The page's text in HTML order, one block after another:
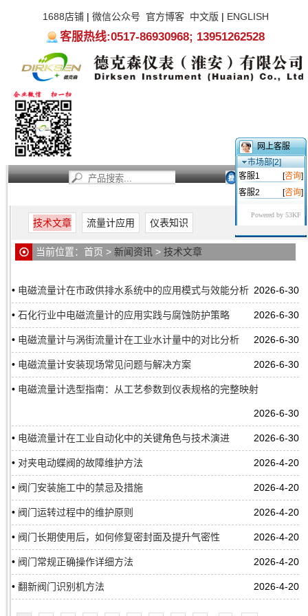
1688店铺| 微信公众号 官方博客 中文版 | ENGLISH
客服热线:0517-86930968; 13951262528
技术文章 流量计应用 仪表知识
当前位置： 首页 > 新闻资讯 > 技术文章
• 电磁流量计在市政供排水系统中的应用模式与效能分析 2026-6-30
• 石化行业中电磁流量计的应用实践与腐蚀防护策略 2026-6-30
• 电磁流量计与涡街流量计在工业水计量中的对比分析 2026-6-30
• 电磁流量计安装现场常见问题与解决方案 2026-6-30
• 电磁流量计选型指南：从工艺参数到仪表规格的完整映射
2026-6-30
• 电磁流量计在工业自动化中的关键角色与技术演进 2026-6-30
• 对夹电动蝶阀的故障维护方法 2026-4-20
• 阀门安装施工中的禁忌及措施 2026-4-20
• 阀门运转过程中的维护原则 2026-4-20
• 阀门长期使用后，如何修复密封面及提升气密性 2026-4-20
• 阀门常规正确操作详细方法 2026-4-20
• 翻新阀门识别机方法 2026-4-20
网上客服
市场部[2]
客服1
[咨询]
客服2
[咨询]
Powered by 53KF